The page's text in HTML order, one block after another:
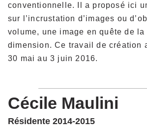
conventionnelle. Il a proposé ici
sur l’incrustation d’images ou
volume, une image en quête de la
dimension. Ce travail de création
30 mai au 3 juin 2016.
Cécile Maulini
Résidente 2014-2015